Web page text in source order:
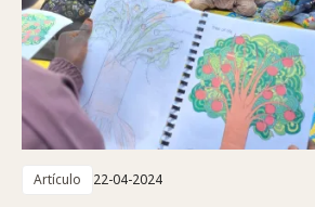
Artículo 22-04-2024